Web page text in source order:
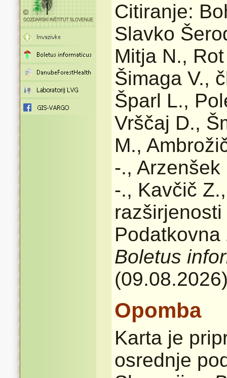
Citiranje:
Slavko
Mitja N.,
Šimaga V.,
Šparl L.,
Vrščaj D.,
M.,
-.,
-., Kavčič
Boletus
Opomba
Karta je
osrednje